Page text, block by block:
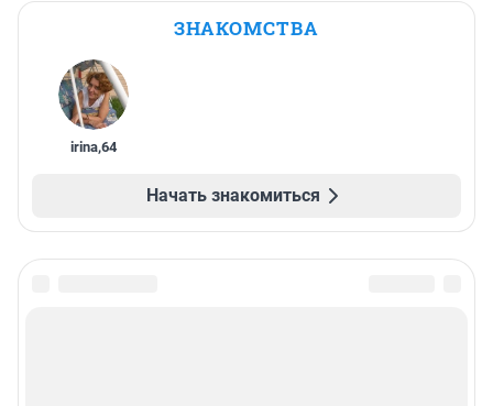
ЗНАКОМСТВА
irina,64
Начать знакомиться